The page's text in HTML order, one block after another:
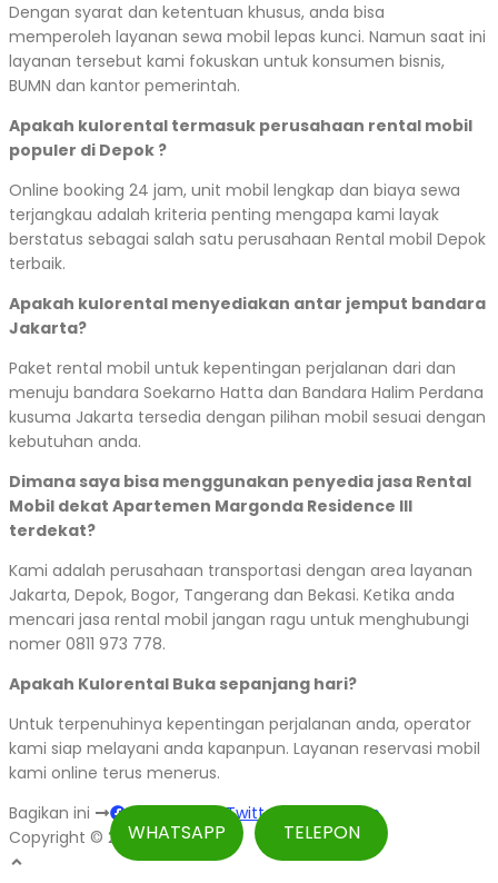
Dengan syarat dan ketentuan khusus, anda bisa
memperoleh layanan sewa mobil lepas kunci. Namun saat ini
layanan tersebut kami fokuskan untuk konsumen bisnis,
BUMN dan kantor pemerintah.
Apakah kulorental termasuk perusahaan rental mobil
populer di Depok ?
Online booking 24 jam, unit mobil lengkap dan biaya sewa
terjangkau adalah kriteria penting mengapa kami layak
berstatus sebagai salah satu perusahaan Rental mobil Depok
terbaik.
Apakah kulorental menyediakan antar jemput bandara
Jakarta?
Paket rental mobil untuk kepentingan perjalanan dari dan
menuju bandara Soekarno Hatta dan Bandara Halim Perdana
kusuma Jakarta tersedia dengan pilihan mobil sesuai dengan
kebutuhan anda.
Dimana saya bisa menggunakan penyedia jasa Rental
Mobil dekat Apartemen Margonda Residence III
terdekat?
Kami adalah perusahaan transportasi dengan area layanan
Jakarta, Depok, Bogor, Tangerang dan Bekasi. Ketika anda
mencari jasa rental mobil jangan ragu untuk menghubungi
nomer 0811 973 778.
Apakah Kulorental Buka sepanjang hari?
Untuk terpenuhinya kepentingan perjalanan anda, operator
kami siap melayani anda kapanpun. Layanan reservasi mobil
kami online terus menerus.
Bagikan ini
Facebook Twitter
WhatsApp
Copyright © 2026 Kulorental
WHATSAPP TELEPON